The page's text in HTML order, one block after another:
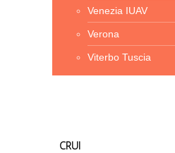
Venezia IUAV
Verona
Viterbo Tuscia
CRUI